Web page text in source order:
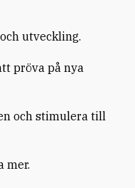
utveckling.
pröva på nya
och stimulera till
mer.